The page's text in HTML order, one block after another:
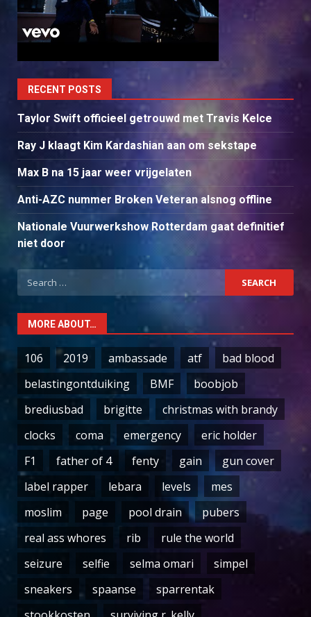
RECENT POSTS
Taylor Swift officieel getrouwd met Travis Kelce
Ray J klaagt Kim Kardashian aan om sekstape
Max B na 15 jaar weer vrijgelaten
Anti-AZC nummer Broken Veteran alsnog offline
Nationale Vuurwerkshow Rotterdam gaat definitief
niet door
Search
for:
MORE ABOUT…
106 2019 ambassade atf
bad blood
belastingontduiking
BMF
boobjob
brediusbad
brigitte
christmas with brandy
clocks
coma emergency
eric holder
F1
father of 4 fenty gain
gun cover
label rapper
lebara levels
mes
moslim
page pool drain
pubers
real ass whores
rib
rule the world
seizure
selfie selma omari
simpel
sneakers
spaanse
sparrentak